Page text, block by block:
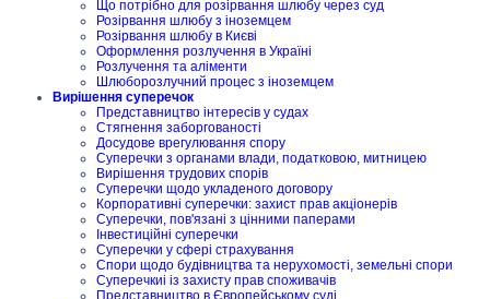
Що потрібно для розірвання шлюбу через суд
Розірвання шлюбу з іноземцем
Розірвання шлюбу в Києві
Оформлення розлучення в Україні
Розлучення та аліменти
Шлюборозлучний процес з іноземцем
Вирішення суперечок
Представництво інтересів у судах
Стягнення заборгованості
Досудове врегулювання спору
Суперечки з органами влади, податковою, митницею
Вирішення трудових спорів
Суперечки щодо укладеного договору
Корпоративні суперечки: захист прав акціонерів
Суперечки, пов'язані з цінними паперами
Інвестиційні суперечки
Суперечки у сфері страхування
Спори щодо будівництва та нерухомості, земельні спори
Суперечкиі із захисту прав споживачів